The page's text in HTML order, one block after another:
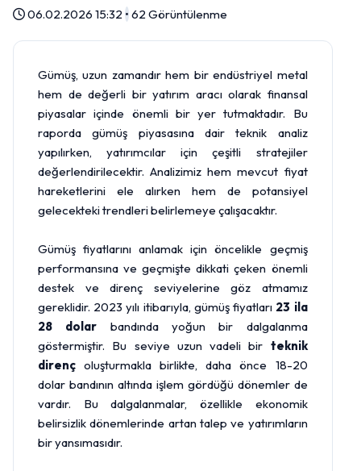
06.02.2026 15:32 •62 Görüntülenme
Gümüş, uzun zamandır hem bir endüstriyel metal
hem de değerli bir yatırım aracı olarak finansal
piyasalar içinde önemli bir yer tutmaktadır. Bu
raporda gümüş piyasasına dair teknik analiz
yapılırken, yatırımcılar için çeşitli stratejiler
değerlendirilecektir. Analizimiz hem mevcut fiyat
hareketlerini ele alırken hem de potansiyel
gelecekteki trendleri belirlemeye çalışacaktır.
Gümüş fiyatlarını anlamak için öncelikle geçmiş
performansına ve geçmişte dikkati çeken önemli
destek ve direnç seviyelerine göz atmamız
gereklidir. 2023 yılı itibarıyla, gümüş fiyatları 23 ila
28 dolar bandında yoğun bir dalgalanma
göstermiştir. Bu seviye uzun vadeli bir teknik
direnç oluşturmakla birlikte, daha önce 18-20
dolar bandının altında işlem gördüğü dönemler de
vardır. Bu dalgalanmalar, özellikle ekonomik
belirsizlik dönemlerinde artan talep ve yatırımların
bir yansımasıdır.